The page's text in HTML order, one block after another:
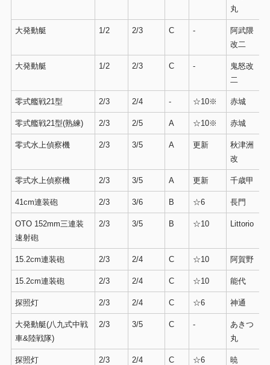
丸
大発動艇 1/2 2/3 C -
阿武隈
改二
大発動艇 1/2 2/3 C -
鬼怒改
二
零式艦戦21型 2/3 2/4 - ☆10※ 赤城
零式艦戦21型(熟練) 2/3 2/5 A ☆10※ 赤城
零式水上偵察機 2/3 3/5 A 更新
秋津洲
改
零式水上偵察機 2/3 3/5 A 更新 千歳甲
41cm連装砲 2/3 3/6 B ☆6 長門
OTO 152mm三連装
速射砲
2/3 3/5 B ☆10 Littorio
15.2cm連装砲 2/3 2/4 C ☆10 阿賀野
15.2cm連装砲 2/3 2/4 C ☆10 能代
探照灯 2/3 2/4 C ☆6 神通
大発動艇(八九式中戦
車&陸戦隊)
2/3 3/5 C -
あきつ
丸
探照灯 2/3 2/4 C ☆6 暁